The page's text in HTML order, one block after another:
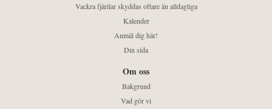
Vackra fjärilar skyddas oftare än alldagliga
Kalender
Anmäl dig här!
Din sida
Om oss
Bakgrund
Vad gör vi